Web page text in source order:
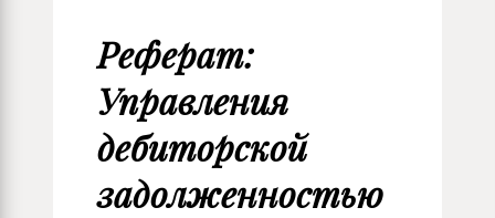
Реферат:
Управления
дебиторской
задолженностью